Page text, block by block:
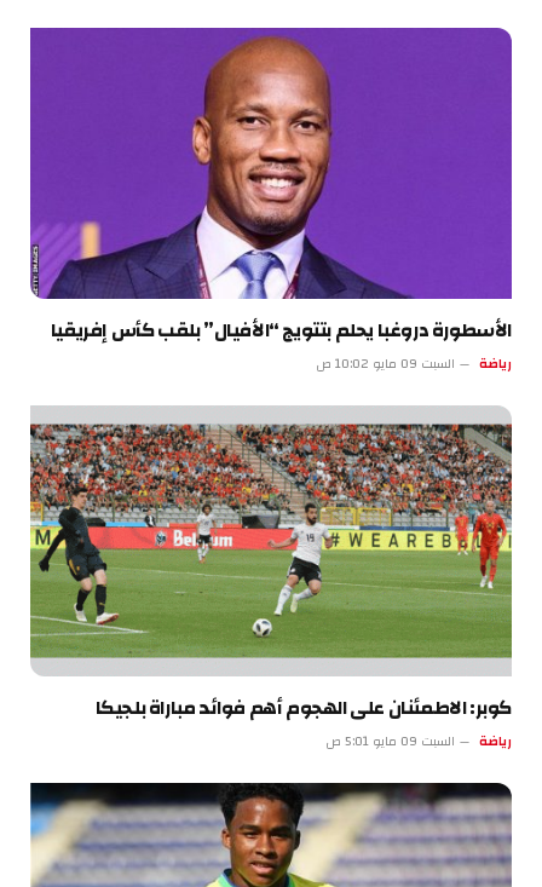
الأسطورة دروغبا يحلم بتتويج “الأفيال” بلقب كأس إفريقيا
رياضة السبت 09 مايو 10:02 ص
كوبر: الاطمئنان على الهجوم أهم فوائد مباراة بلجيكا
رياضة السبت 09 مايو 5:01 ص